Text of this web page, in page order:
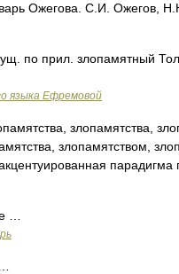
Ожегова. С.И. Ожегов,
по прил. злопамятный
языка Ефремовой
злопамятства,
злопамятством,
парадигма
…